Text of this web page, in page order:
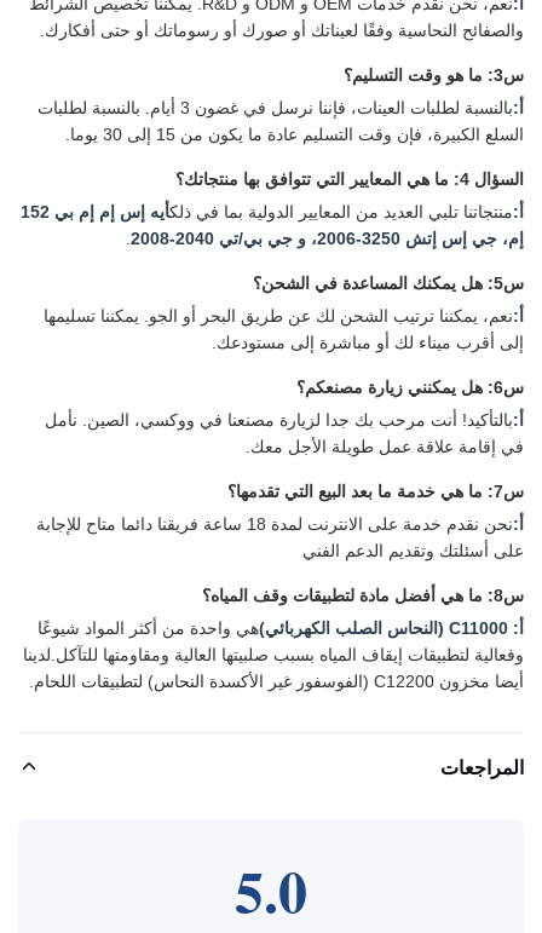
والصفائح النحاسية وفقًا لعيناتك أو صورك أو رسوماتك أو حتى أفكارك.
س3: ما هو وقت التسليم؟
أ:
بالنسبة لطلبات العينات، فإننا نرسل في غضون 3 أيام. بالنسبة لطلبات
السلع الكبيرة، فإن وقت التسليم عادة ما يكون من 15 إلى 30 يوما.
السؤال 4: ما هي المعايير التي تتوافق بها منتجاتك؟
أ:منتجاتنا تلبي العديد من المعايير الدولية بما في ذلك
أيه إس إم إم بي 152
إم، جي إس إتش 3250-2006، و جي بي/تي 2040-2008
س5: هل يمكنك المساعدة في الشحن؟
أ:نعم، يمكننا ترتيب الشحن لك عن طريق البحر أو الجو. يمكننا تسليمها
إلى أقرب ميناء لك أو مباشرة إلى مستودعك.
س6: هل يمكنني زيارة مصنعكم؟
أ:بالتأكيد! أنت مرحب بك جدا لزيارة مصنعنا في ووكسي، الصين. نأمل
في إقامة علاقة عمل طويلة الأجل معك.
س7: ما هي خدمة ما بعد البيع التي تقدمها؟
أ:
نحن نقدم خدمة على الانترنت لمدة 18 ساعة فريقنا دائما متاح للإجابة
على أسئلتك وتقديم الدعم الفني
س8: ما هي أفضل مادة لتطبيقات وقف المياه؟
أ: C11000 (النحاس الصلب الكهربائي)
هي واحدة من أكثر المواد شيوعًا
وفعالية لتطبيقات إيقاف المياه بسبب صلبيتها العالية ومقاومتها للتآكل.لدينا
أيضا مخزون C12200 (الفوسفور غير الأكسدة النحاس) لتطبيقات اللحام.
المراجعات
5.0